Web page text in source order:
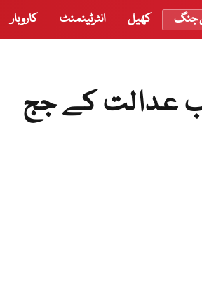
جنگ کھیل انٹرٹینمنٹ کاروبار
عدالت کے جج